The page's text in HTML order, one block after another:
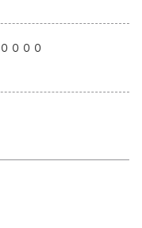
０００